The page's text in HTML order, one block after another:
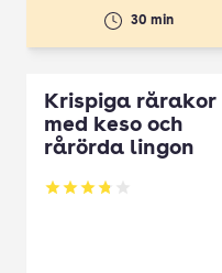
30 min
Krispiga rårakor
med keso och
rårörda lingon
Betyg: 3.78 av 5